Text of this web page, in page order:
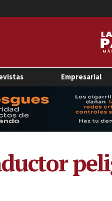
Empresarial